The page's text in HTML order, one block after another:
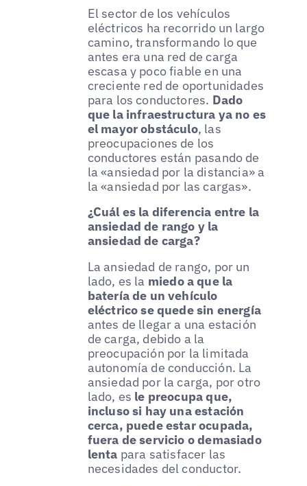
El sector de los vehículos
eléctricos ha recorrido un largo
camino, transformando lo que
antes era una red de carga
escasa y poco fiable en una
creciente red de oportunidades
para los conductores. Dado
que la infraestructura ya no es
el mayor obstáculo, las
preocupaciones de los
conductores están pasando de
la «ansiedad por la distancia» a
la «ansiedad por las cargas».
¿Cuál es la diferencia entre la
ansiedad de rango y la
ansiedad de carga?
La ansiedad de rango, por un
lado, es la miedo a que la
batería de un vehículo
eléctrico se quede sin energía
antes de llegar a una estación
de carga, debido a la
preocupación por la limitada
autonomía de conducción. La
ansiedad por la carga, por otro
lado, es le preocupa que,
incluso si hay una estación
cerca, puede estar ocupada,
fuera de servicio o demasiado
lenta para satisfacer las
necesidades del conductor.